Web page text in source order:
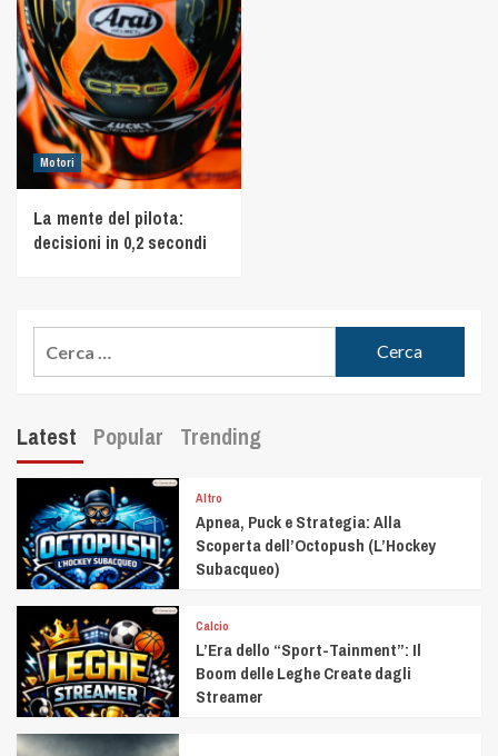
Motori
La mente del pilota:
decisioni in 0,2 secondi
Latest Popular Trending
Altro
Apnea, Puck e Strategia: Alla
Scoperta dell’Octopush (L’Hockey
Subacqueo)
Calcio
L’Era dello “Sport-Tainment”: Il
Boom delle Leghe Create dagli
Streamer